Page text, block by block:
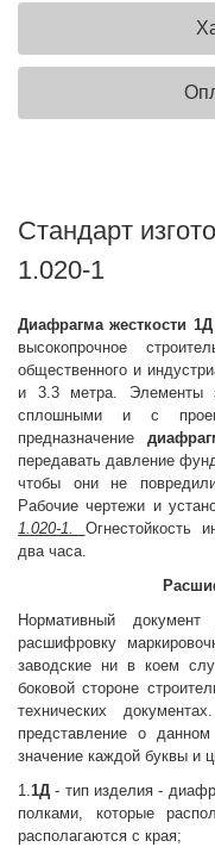
Стандарт
1.020-1
Диафрагма жесткости 1Д
высокопрочное
общественного и
и 3.3 метра. Элементы
сплошными и с
предназначение
передавать давление
чтобы они не
Рабочие чертежи и
1.020-1. Огнестойкость
два часа.
Нормативный документ
расшифровку
заводские ни в коем
боковой стороне
технических
представление о
значение каждой буквы и
1.1Д- тип изделия -
полками, которые
располагаются с края;